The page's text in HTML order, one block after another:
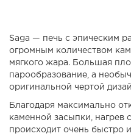
Saga — печь с эпическим
огромным количеством
мягкого жара. Большая
парообразование, а
оригинальной чертой
Благодаря максимально
каменной засыпки, нагрев
происходит очень быстро